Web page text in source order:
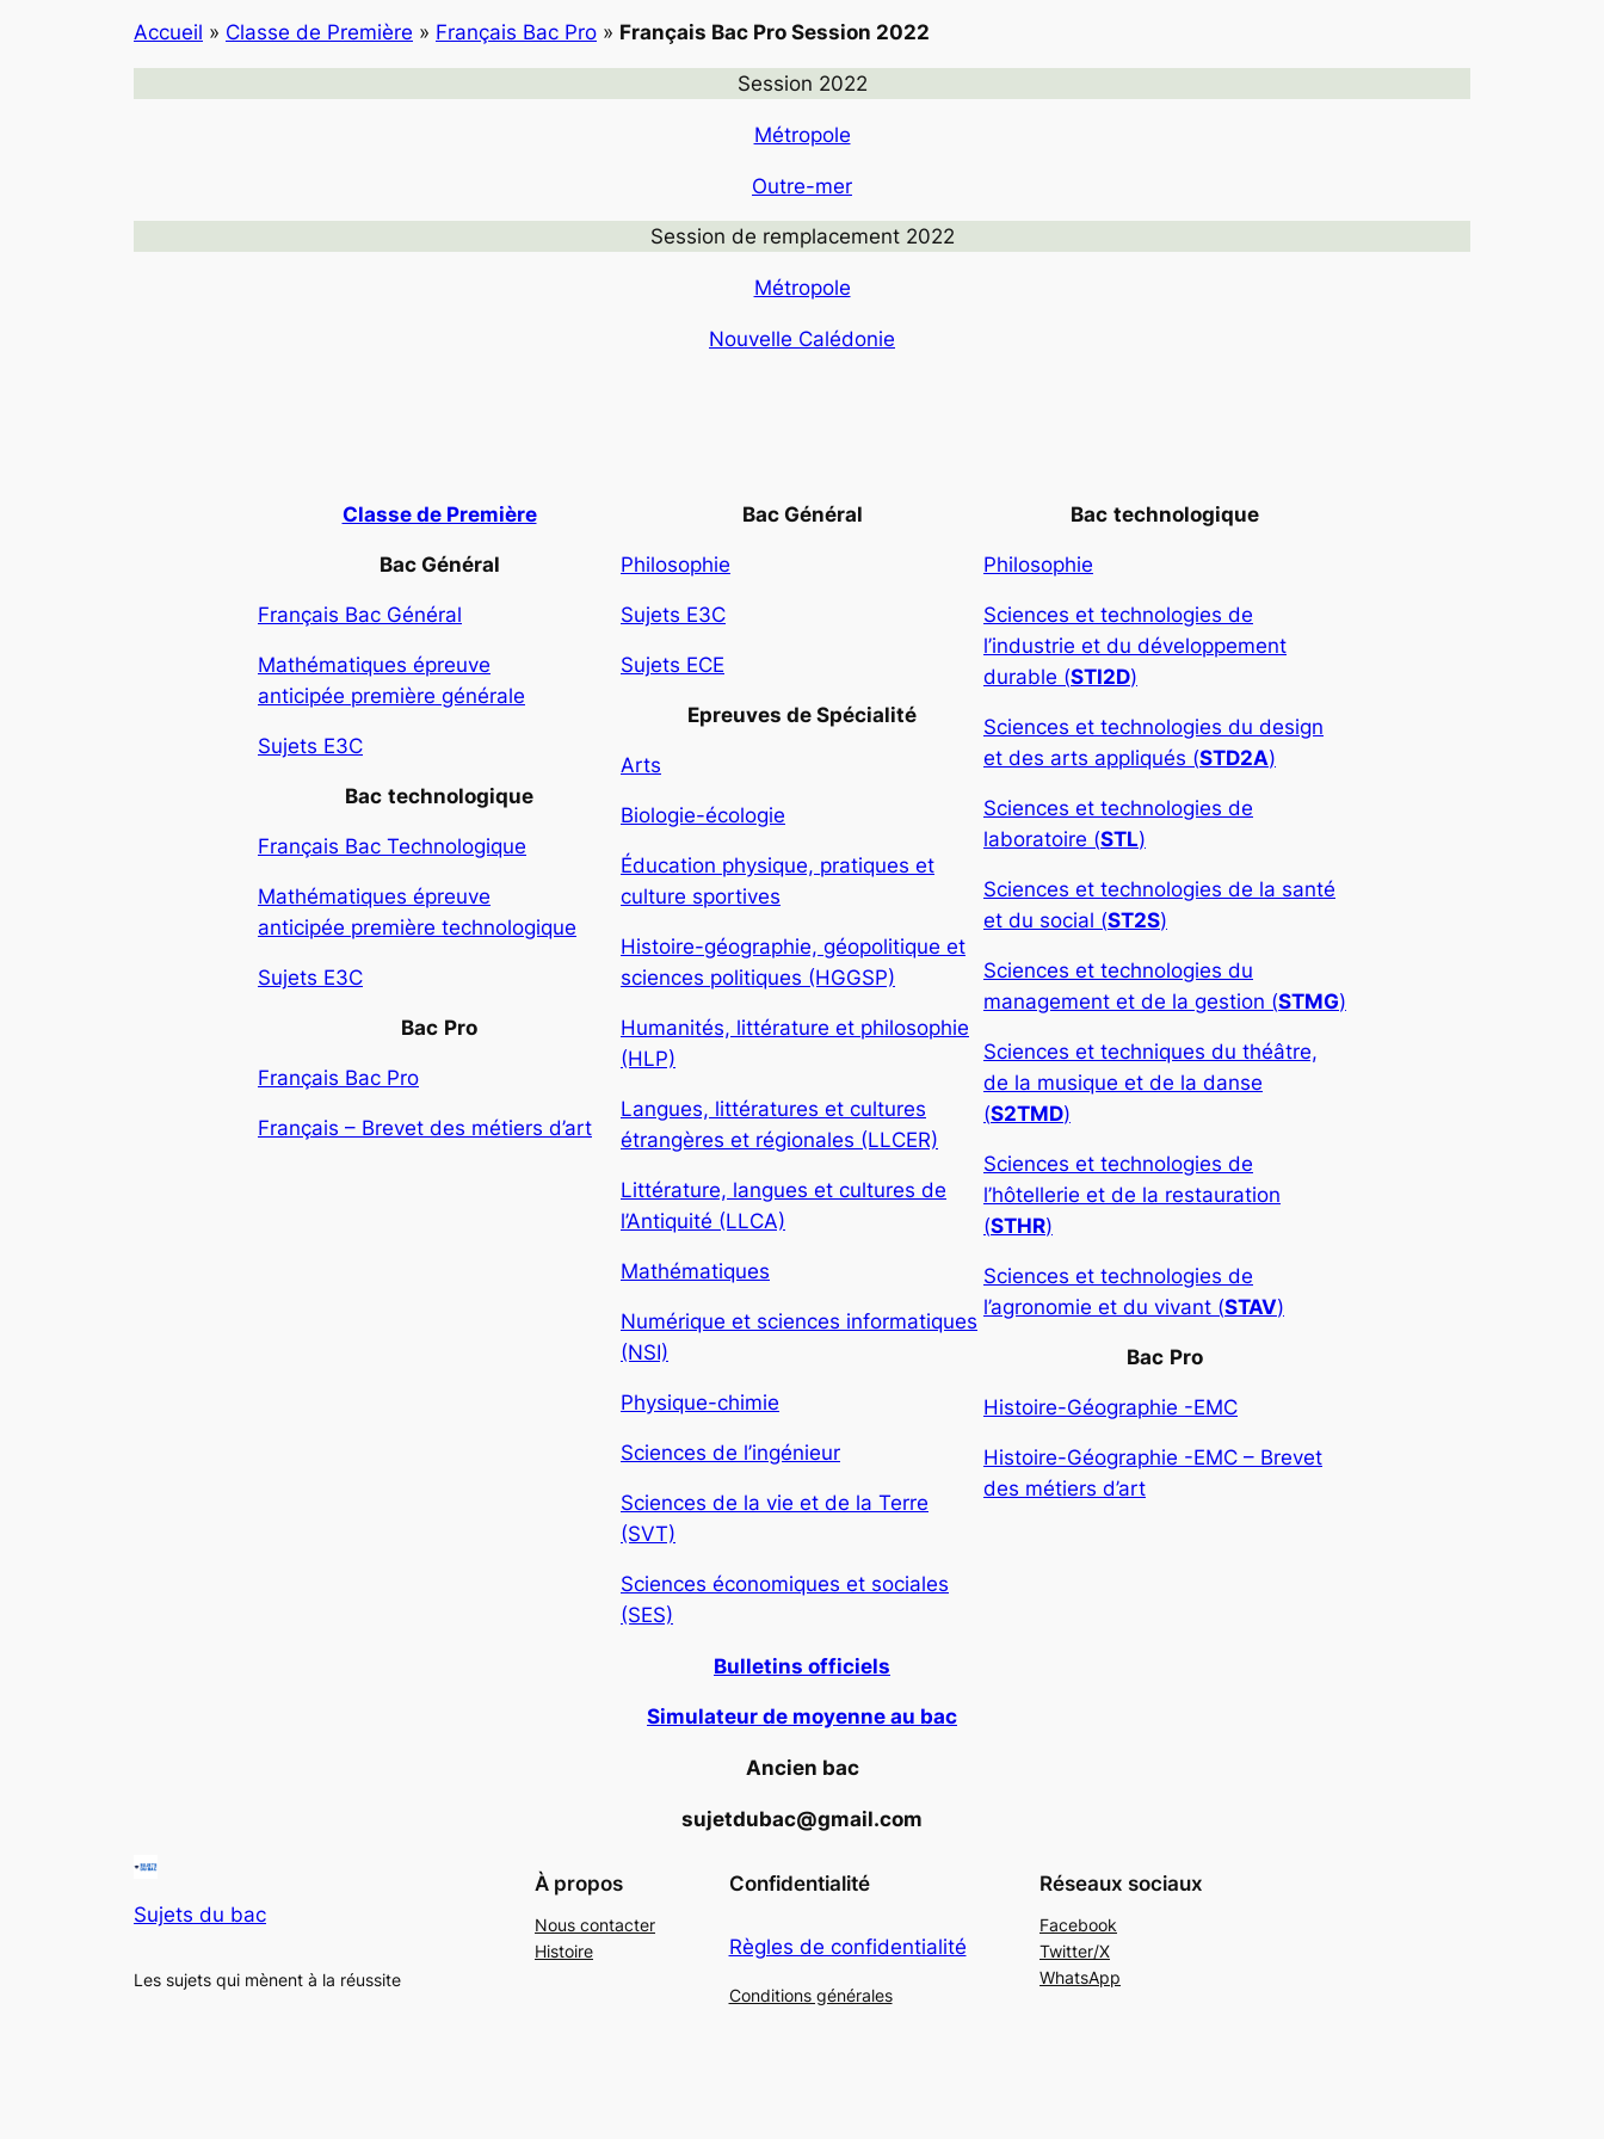
Accueil » Classe de Première » Français Bac Pro » Français Bac Pro Session 2022
Session 2022
Métropole
Outre-mer
Session de remplacement 2022
Métropole
Nouvelle Calédonie
Classe de Première
Bac Général
Français Bac Général
Mathématiques épreuve
anticipée première générale
Sujets E3C
Bac technologique
Français Bac Technologique
Mathématiques épreuve
anticipée première technologique
Sujets E3C
Bac Pro
Français Bac Pro
Français – Brevet des métiers d’art
Bac Général
Philosophie
Sujets E3C
Sujets ECE
Epreuves de Spécialité
Arts
Biologie-écologie
Éducation physique, pratiques et
culture sportives
Histoire-géographie, géopolitique et
sciences politiques (HGGSP)
Humanités, littérature et philosophie
(HLP)
Langues, littératures et cultures
étrangères et régionales (LLCER)
Littérature, langues et cultures de
l’Antiquité (LLCA)
Mathématiques
Numérique et sciences informatiques
(NSI)
Physique-chimie
Sciences de l’ingénieur
Sciences de la vie et de la Terre
(SVT)
Sciences économiques et sociales
(SES)
Bac technologique
Philosophie
Sciences et technologies de
l’industrie et du développement
durable (STI2D)
Sciences et technologies du design
et des arts appliqués (STD2A)
Sciences et technologies de
laboratoire (STL)
Sciences et technologies de la santé
et du social (ST2S)
Sciences et technologies du
management et de la gestion (STMG)
Sciences et techniques du théâtre,
de la musique et de la danse
(S2TMD)
Sciences et technologies de
l’hôtellerie et de la restauration
(STHR)
Sciences et technologies de
l’agronomie et du vivant (STAV)
Bac Pro
Histoire-Géographie -EMC
Histoire-Géographie -EMC – Brevet
des métiers d’art
Bulletins officiels
Simulateur de moyenne au bac
Ancien bac
sujetdubac@gmail.com
Sujets du bac
Les sujets qui mènent à la réussite
À propos
Nous contacter
Histoire
Confidentialité
Règles de confidentialité
Conditions générales
Réseaux sociaux
Facebook
Twitter/X
WhatsApp